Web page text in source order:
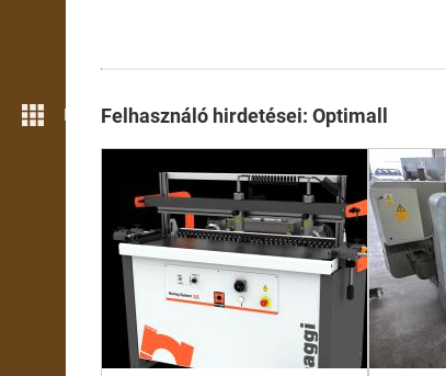
Még több funkció
Felhasználó hirdetései: Optimall